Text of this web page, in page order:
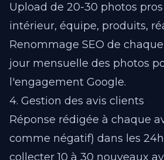
Upload de 20-30 photos
intérieur, équipe, produits,
Renommage SEO de
jour mensuelle des photos
l'engagement Google.
4. Gestion des avis clients
Réponse rédigée à chaque
comme négatif) dans les
collecter 10 à 30 nouveaux